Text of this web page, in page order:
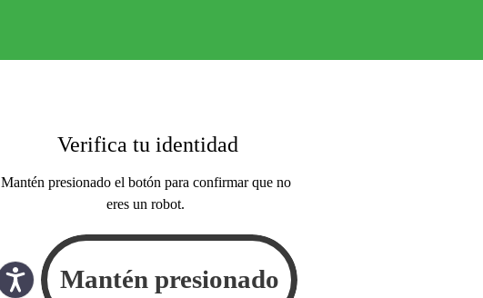
Verifica tu identidad
Mantén presionado el botón para confirmar que no
eres un robot.